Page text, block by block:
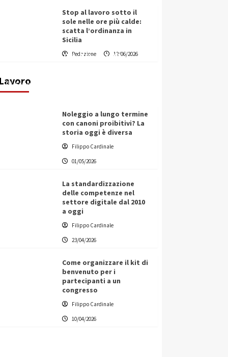
Stop al lavoro sotto il
sole nelle ore più calde:
scatta l’ordinanza in
Sicilia
Redazione 12/06/2026
Lavoro
Vino in Italia: il giro d’affari
contribuisce all’1,1% del PIL
Filippo Cardinale
Noleggio a lungo termine
con canoni proibitivi? La
storia oggi è diversa
Filippo Cardinale
01/05/2026
La standardizzazione
delle competenze nel
settore digitale dal 2010
a oggi
Filippo Cardinale
23/04/2026
Come organizzare il kit di
benvenuto per i
partecipanti a un
congresso
Filippo Cardinale
10/04/2026